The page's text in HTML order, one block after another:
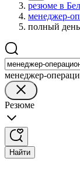
резюме в
менеджер-
полный день
менеджер-
Резюме
Найти